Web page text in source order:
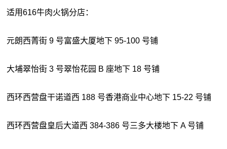
适用616牛肉火锅分店：
元朗西菁街 9 号富盛大厦地下 95-100 号铺
大埔翠怡街 3 号翠怡花园 B 座地下 18 号铺
西环西营盘干诺道西 188 号香港商业中心地下 15-22 号铺
西环西营盘皇后大道西 384-386 号三多大楼地下 A 号铺